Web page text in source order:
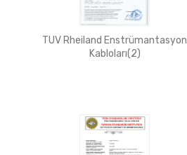
TUV Rheiland Enstrümantasyon
Kabloları(2)